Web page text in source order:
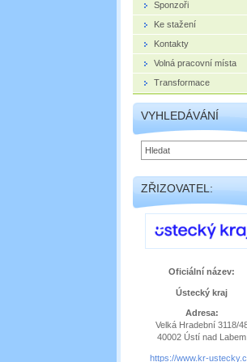
Sponzoři
Ke stažení
Kontakty
Volná pracovní místa
Transformace
VYHLEDÁVÁNÍ
ZŘIZOVATEL:
Oficiální název:
Ústecký kraj
Adresa:
Velká Hradební 3118/
40002 Ústí nad Labem
https://www.kr-